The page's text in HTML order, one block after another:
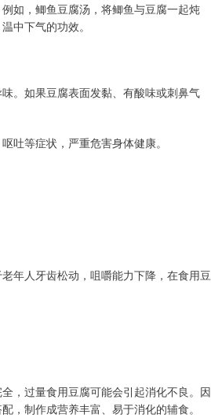
如，鲫鱼豆腐汤，将鲫鱼与豆腐一起炖
中下气的功效。
。如果豆腐表面发黏、有酸味或刺鼻气
吐等症状，严重危害身体健康。
年人牙齿松动，咀嚼能力下降，在食用豆
，过量食用豆腐可能会引起消化不良。因
，制作成营养丰富、易于消化的辅食。